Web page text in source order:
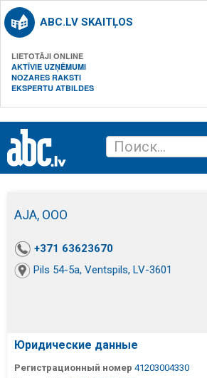
ABC.LV SKAITĻOS
LIETOTĀJI ONLINE
AKTĪVIE UZŅĒMUMI
NOZARES RAKSTI
EKSPERTU ATBILDES
AJA, ООО
+371 63623670
Pils 54-5a, Ventspils, LV-3601
Юридические данные
Регистрационный номер 41203004330